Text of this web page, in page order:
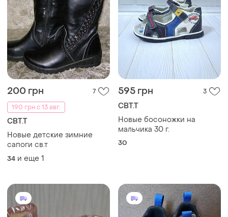
200 грн
7
190 грн с 13 авг.
СВТ.Т
Новые детские зимние
сапоги св.т
34 и еще 1
595 грн 3
СВТ.Т
Новые босоножки на
мальчика 30 г.
30